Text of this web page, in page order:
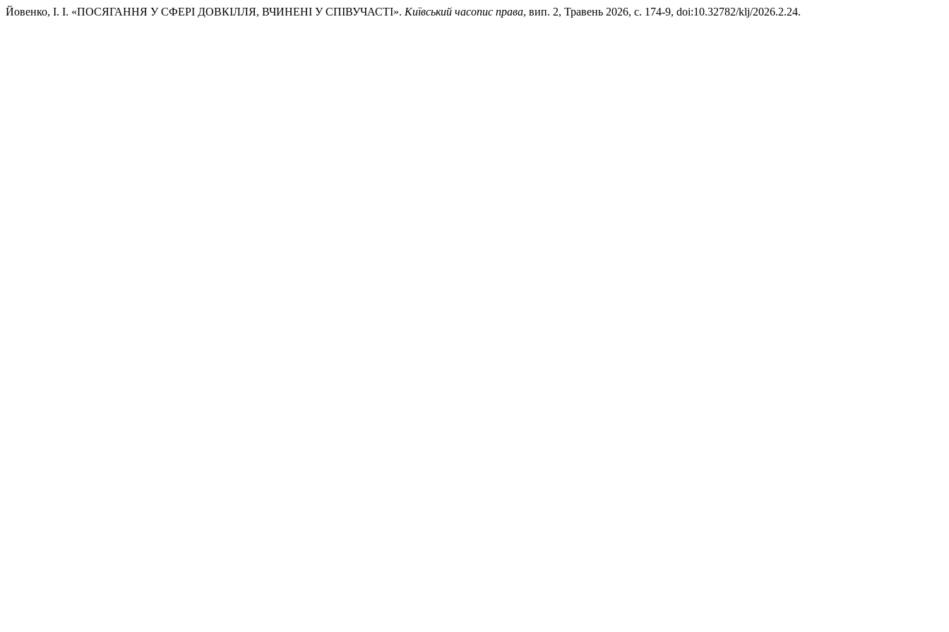
Йовенко, І. І. «ПОСЯГАННЯ У СФЕРІ ДОВКІЛЛЯ, ВЧИНЕНІ У СПІВУЧАСТІ». Київський часопис права, вип. 2, Травень 2026, с. 174-9, doi:10.32782/klj/2026.2.24.